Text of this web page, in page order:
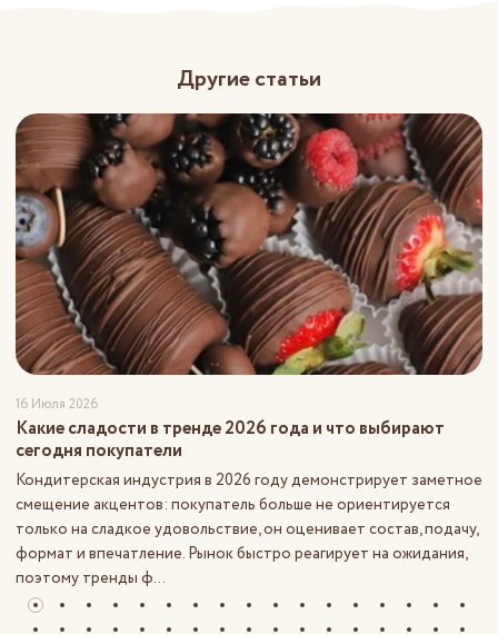
Другие статьи
16 Июля 2026
Какие сладости в тренде 2026 года и что выбирают
сегодня покупатели
Кондитерская индустрия в 2026 году демонстрирует заметное
смещение акцентов: покупатель больше не ориентируется
только на сладкое удовольствие, он оценивает состав, подачу,
формат и впечатление. Рынок быстро реагирует на ожидания,
поэтому тренды ф...